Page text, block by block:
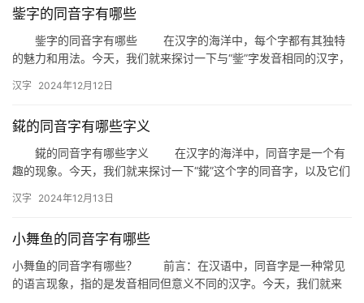
鈭字的同音字有哪些
鈭字的同音字有哪些 在汉字的海洋中，每个字都有其独特
的魅力和用法。今天，我们就来探讨一下与“鈭”字发音相同的汉字，
汉字 2024年12月12日
錵的同音字有哪些字义
錵的同音字有哪些字义 在汉字的海洋中，同音字是一个有
趣的现象。今天，我们就来探讨一下“錵”这个字的同音字，以及它们
汉字 2024年12月13日
小舞鱼的同音字有哪些
小舞鱼的同音字有哪些？ 前言：在汉语中，同音字是一种常见
的语言现象，指的是发音相同但意义不同的汉字。今天，我们就来